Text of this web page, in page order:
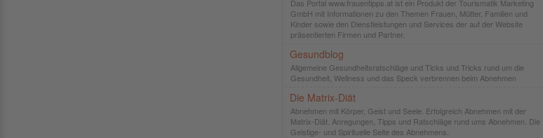
Das Portal www.frauentipps.at ist ein Produkt der Tourismatik Marketing
GmbH mit Informationen zu den Themen Frauen, Mütter, Familien und
Kinder sowie den Dienstleistungen und Services der auf der Website
präsentierten Firmen und Partner.
Gesundblog
Allgemeine Gesundheitsratschläge und Ticks und Tricks rund um die
Gesundheit, Wellness und das Speck verbrennen beim Abnehmen
Die Matrix-Diät
Abnehmen mit Körper, Geist und Seele. Erfolgreich Abnehmen mit der
Matrix-Diät. Anregungen, Tipps und Ratschläge rund ums Abnehmen. Die
Geistige- und Spirituelle Seite des Abnehmens.